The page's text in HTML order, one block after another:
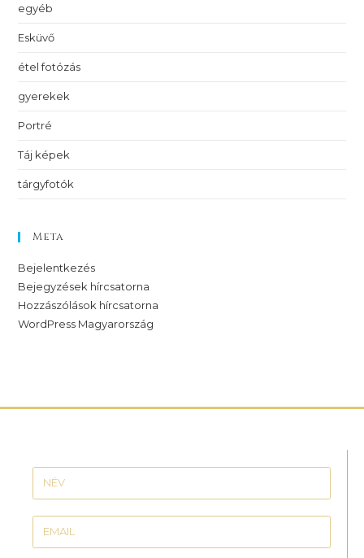
egyéb
Esküvő
étel fotózás
gyerekek
Portré
Táj képek
tárgyfotók
Meta
Bejelentkezés
Bejegyzések hírcsatorna
Hozzászólások hírcsatorna
WordPress Magyarország